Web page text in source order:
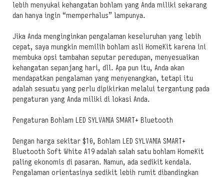
lebih menyukai kehangatan bohlam yang Anda miliki sekarang
dan hanya ingin “memperhalus” lampunya.
Jika Anda menginginkan pengalaman keseluruhan yang lebih
cepat, saya mungkin memilih bohlam asli HomeKit karena ini
membuka opsi tambahan seputar peredupan, menyesuaikan
kehangatan sepanjang hari, dll. Apa pun itu, Anda akan
mendapatkan pengalaman yang menyenangkan, tetapi itu
adalah sesuatu yang perlu dipikirkan melalui tergantung pada
pengaturan yang Anda miliki di lokasi Anda.
Pengaturan Bohlam LED SYLVANIA SMART+ Bluetooth
Dengan harga sekitar $10, Bohlam LED SYLVANIA SMART+
Bluetooth Soft White A19 adalah salah satu bohlam HomeKit
paling ekonomis di pasaran. Namun, ada sedikit kendala.
Pengalaman orientasinya sedikit lebih rumit dibandingkan